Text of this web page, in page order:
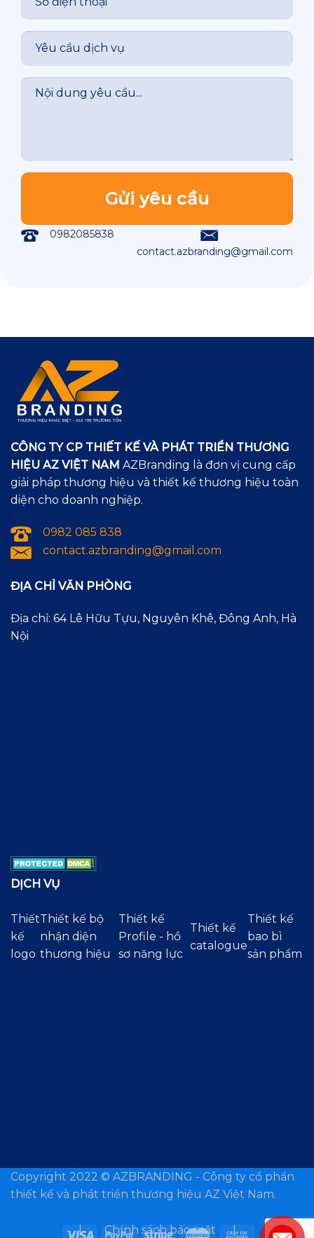
0982085838
contact.azbranding@gmail.com
CÔNG TY CP THIẾT KẾ VÀ PHÁT TRIỂN THƯƠNG
HIỆU AZ VIỆT NAM AZBranding là đơn vị cung cấp
giải pháp thương hiệu và thiết kế thương hiệu toàn
diện cho doanh nghiệp.
0982 085 838
contact.azbranding@gmail.com
ĐỊA CHỈ VĂN PHÒNG
Địa chỉ: 64 Lê Hữu Tựu, Nguyên Khê, Đông Anh, Hà
Nội
DỊCH VỤ
Thiết
kế
logo
Thiết kế bộ
nhận diện
thương hiệu
Thiết kế
Profile - hồ
sơ năng lực
Thiết kế
catalogue
Thiết kế
bao bì
sản phẩm
Copyright 2022 © AZBRANDING - Công ty cổ phần
thiết kế và phát triển thương hiệu AZ Việt Nam.
| Chính sách bảo mật |